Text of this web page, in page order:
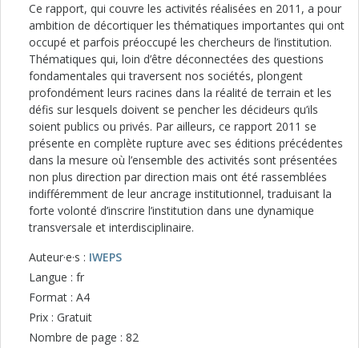
Ce rapport, qui couvre les activités réalisées en 2011, a pour
ambition de décortiquer les thématiques importantes qui ont
occupé et parfois préoccupé les chercheurs de l’institution.
Thématiques qui, loin d’être déconnectées des questions
fondamentales qui traversent nos sociétés, plongent
profondément leurs racines dans la réalité de terrain et les
défis sur lesquels doivent se pencher les décideurs qu’ils
soient publics ou privés. Par ailleurs, ce rapport 2011 se
présente en complète rupture avec ses éditions précédentes
dans la mesure où l’ensemble des activités sont présentées
non plus direction par direction mais ont été rassemblées
indifféremment de leur ancrage institutionnel, traduisant la
forte volonté d’inscrire l’institution dans une dynamique
transversale et interdisciplinaire.
Auteur·e·s : IWEPS
Langue : fr
Format : A4
Prix : Gratuit
Nombre de page : 82